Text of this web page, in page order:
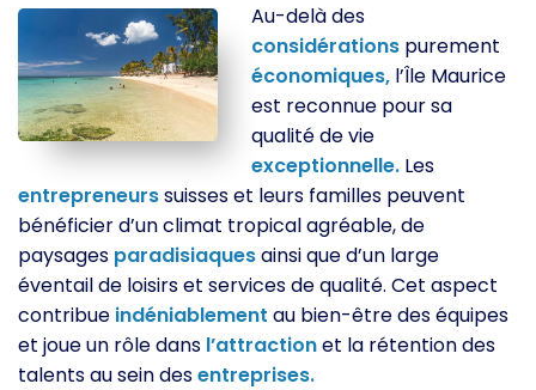
Au-delà des
considérations purement
économiques, l’Île Maurice
est reconnue pour sa
qualité de vie
exceptionnelle. Les
entrepreneurssuisses et leurs familles peuvent
bénéficier d’un climat tropical agréable, de
paysages paradisiaquesainsi que d’un large
éventail de loisirs et services de qualité. Cet aspect
contribue indéniablement au bien-être des équipes
et joue un rôle dans l’attractionet la rétention des
talents au sein desentreprises.